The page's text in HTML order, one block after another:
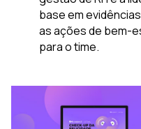
base em
as ações de bem-
para o time.